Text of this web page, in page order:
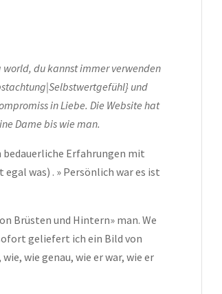
world, du kannst immer verwenden
und
in Liebe. Die Website hat
Dame bis wie man.
Erfahrungen mit
was) . » Persönlich war es ist
Brüsten und Hintern» man. We
geliefert ich ein Bild von
wie genau, wie er war, wie er